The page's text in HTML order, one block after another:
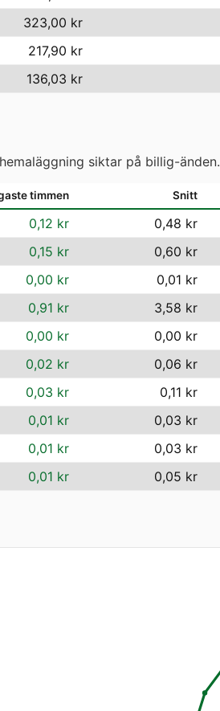
323,00 kr
217,90 kr
136,03 kr
siktar på billig-änden.
timmen Snitt
0,12 kr 0,48 kr
0,15 kr 0,60 kr
0,00 kr 0,01 kr
0,91 kr 3,58 kr
0,00 kr 0,00 kr
0,02 kr 0,06 kr
0,03 kr 0,11 kr
0,01 kr 0,03 kr
0,01 kr 0,03 kr
0,01 kr 0,05 kr